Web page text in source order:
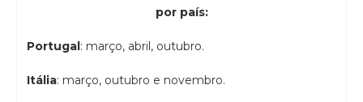
por país:
Portugal: março, abril, outubro.
Itália: março, outubro e novembro.